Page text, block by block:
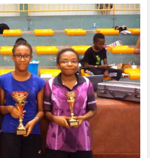
t
a
g
e
r
s
u
r
W
h
a
s
A
p
p
(
o
u
t
a
g
e
r
s
u
r
S
k
y
p
e
(
o
u
v
r
e
d
a
o
y
e
r
p
r
e
-
m
a
i
l
à
u
n
a
m
i
o